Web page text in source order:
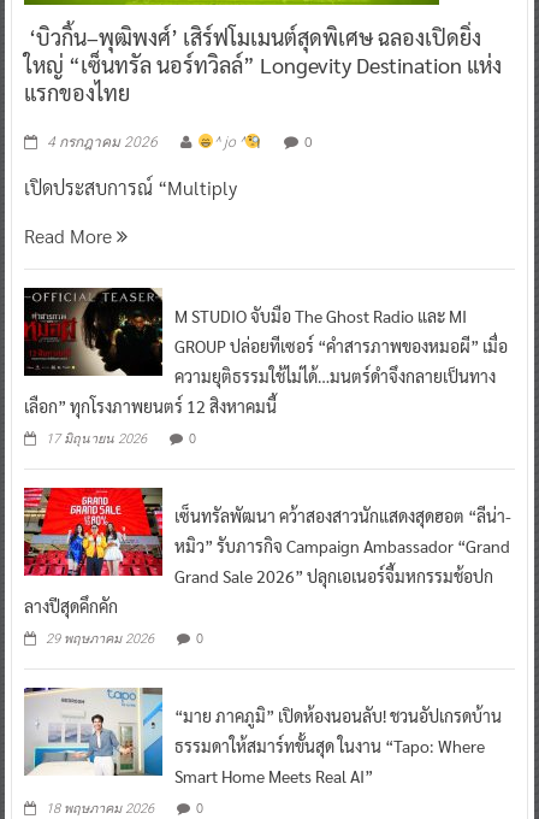
‘บิวกิ้น–พุฒิพงศ์’ เสิร์ฟโมเมนต์สุดพิเศษ ฉลองเปิดยิ่ง
ใหญ่ “เซ็นทรัล นอร์ทวิลล์” Longevity Destination แห่ง
แรกของไทย
4 กรกฎาคม 2026 ^ jo ^ 0
เปิดประสบการณ์ “Multiply
Read More
M STUDIO จับมือ The Ghost Radio และ MI
GROUP ปล่อยทีเซอร์ “คำสารภาพของหมอผี” เมื่อ
ความยุติธรรมใช้ไม่ได้…มนตร์ดำจึงกลายเป็นทาง
เลือก” ทุกโรงภาพยนตร์ 12 สิงหาคมนี้
17 มิถุนายน 2026 0
เซ็นทรัลพัฒนา คว้าสองสาวนักแสดงสุดฮอต “ลีน่า-
หมิว” รับภารกิจ Campaign Ambassador “Grand
Grand Sale 2026” ปลุกเอเนอร์จี้มหกรรมช้อปก
ลางปีสุดคึกคัก
29 พฤษภาคม 2026 0
“มาย ภาคภูมิ” เปิดห้องนอนลับ! ชวนอัปเกรดบ้าน
ธรรมดาให้สมาร์ทขั้นสุด ในงาน “Tapo: Where
Smart Home Meets Real AI”
18 พฤษภาคม 2026 0